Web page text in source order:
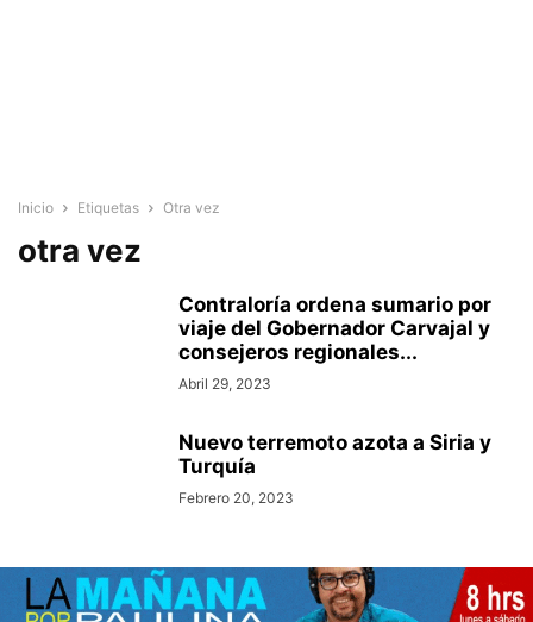
Inicio Etiquetas Otra vez
otra vez
Contraloría ordena sumario por
viaje del Gobernador Carvajal y
consejeros regionales...
Abril 29, 2023
Nuevo terremoto azota a Siria y
Turquía
Febrero 20, 2023